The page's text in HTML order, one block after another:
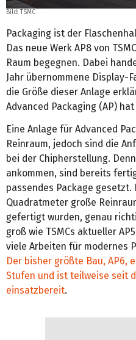
Bild: TSMC
Packaging ist der
Das neue Werk AP8 von
Raum begegnen. Dabei
Jahr übernommene Display-
die Größe dieser Anlage
Advanced Packaging (AP)
Eine Anlage für Advanced
Reinraum, jedoch sind die
bei der Chipherstellung.
ankommen, sind bereits
passendes Package gesetzt.
Quadratmeter große
gefertigt wurden, genau
groß wie TSMCs aktueller
viele Arbeiten für modernes
Der bisher größte Bau, AP6,
Stufen und ist teilweise seit
einsatzbereit.